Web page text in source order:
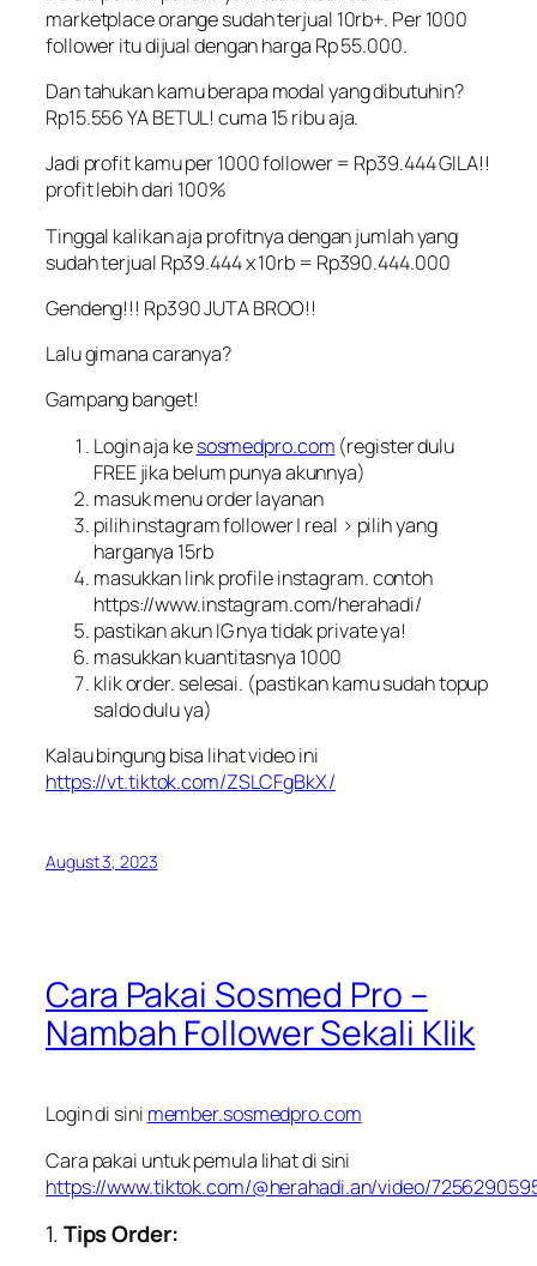
marketplace orange sudah terjual 10rb+. Per 1000
follower itu dijual dengan harga Rp 55.000.
Dan tahukan kamu berapa modal yang dibutuhin?
Rp15.556 YA BETUL! cuma 15 ribu aja.
Jadi profit kamu per 1000 follower = Rp39.444 GILA!!
profit lebih dari 100%
Tinggal kalikan aja profitnya dengan jumlah yang
sudah terjual Rp39.444 x 10rb = Rp390.444.000
Gendeng!!! Rp390 JUTA BROO!!
Lalu gimana caranya?
Gampang banget!
Login aja kesosmedpro.com (register dulu
FREE jika belum punya akunnya)
masuk menu order layanan
pilih instagram follower | real > pilih yang
harganya 15rb
masukkan link profile instagram. contoh
https://www.instagram.com/herahadi/
pastikan akun IG nya tidak private ya!
masukkan kuantitasnya 1000
klik order. selesai. (pastikan kamu sudah topup
saldo dulu ya)
Kalau bingung bisa lihat video ini
https://vt.tiktok.com/ZSLCFgBkX/
August 3, 2023
Cara Pakai Sosmed Pro –
Nambah Follower Sekali Klik
Login di sini member.sosmedpro.com
Cara pakai untuk pemula lihat di sini
https://www.tiktok.com/@herahadi.an/video/
1.Tips Order: